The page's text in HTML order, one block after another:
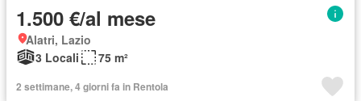
1.500 €/al mese
Alatri, Lazio
3 Locali
75 m²
2 settimane, 4 giorni fa in Rentola